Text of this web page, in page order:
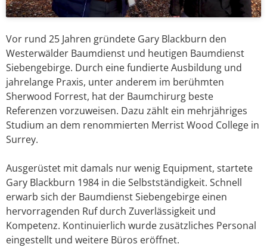
Vor rund 25 Jahren gründete Gary Blackburn den
Westerwälder Baumdienst und heutigen Baumdienst
Siebengebirge. Durch eine fundierte Ausbildung und
jahrelange Praxis, unter anderem im berühmten
Sherwood Forrest, hat der Baumchirurg beste
Referenzen vorzuweisen. Dazu zählt ein mehrjähriges
Studium an dem renommierten Merrist Wood College in
Surrey.
Ausgerüstet mit damals nur wenig Equipment, startete
Gary Blackburn 1984 in die Selbstständigkeit. Schnell
erwarb sich der Baumdienst Siebengebirge einen
hervorragenden Ruf durch Zuverlässigkeit und
Kompetenz. Kontinuierlich wurde zusätzliches Personal
eingestellt und weitere Büros eröffnet.